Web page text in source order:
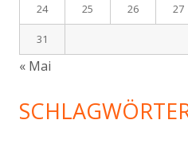
24 25 26 27
31
« Mai